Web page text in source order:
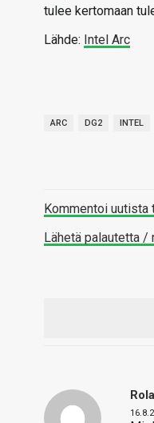
tulee kertomaan
Lähde: Intel Arc
ARC DG2 INTEL
Kommentoi
Lähetä palautetta